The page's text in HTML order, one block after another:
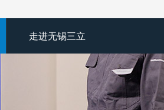
走进无锡三立